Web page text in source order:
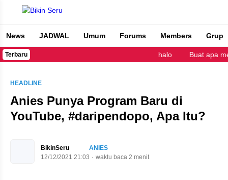
Bikin Seru
News JADWAL Umum Forums Members Grup
Terbaru halo Buat apa
HEADLINE
Anies Punya Program Baru di
YouTube, #daripendopo, Apa Itu?
BikinSeru
ANIES
12/12/2021 21:03
waktu baca 2 menit